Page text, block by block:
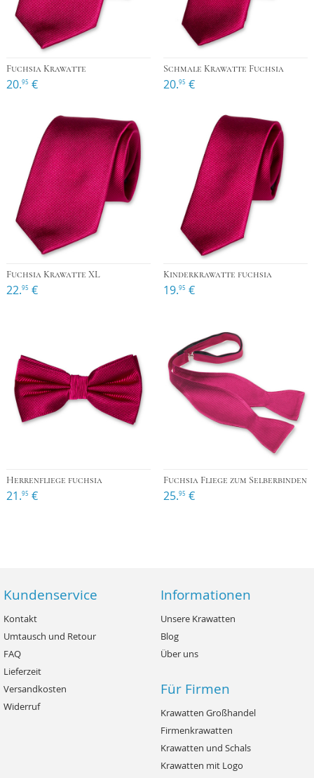
Fuchsia Krawatte
20.95 €
Schmale Krawatte Fuchsia
20.95 €
Fuchsia Krawatte XL
22.95 €
Kinderkrawatte fuchsia
19.95 €
Herrenfliege fuchsia
21.95 €
Fuchsia Fliege zum Selberbinden
25.95 €
Kundenservice
Kontakt
Umtausch und Retour
FAQ
Lieferzeit
Versandkosten
Widerruf
Informationen
Unsere Krawatten
Blog
Über uns
Für Firmen
Krawatten Großhandel
Firmenkrawatten
Krawatten und Schals
Krawatten mit Logo